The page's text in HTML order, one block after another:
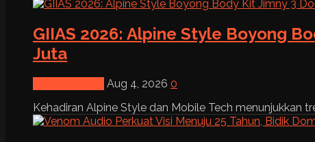
GIIAS 2026: Alpine Style Boyong
Juta
Aug 4, 2026 0
Kehadiran Alpine Style dan Mobile Tech menunjukkan